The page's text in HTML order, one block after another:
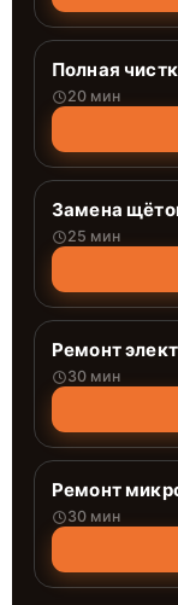
Полная
20 мин
Замена
25 мин
Ремонт
30 мин
Ремонт
30 мин